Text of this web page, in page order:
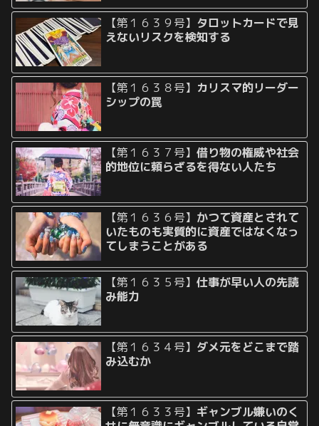
【第１６３９号】 タロットカードで見
えないリスクを検知する
【第１６３８号】 カリスマ的リーダー
シップの罠
【第１６３７号】借り物の権威や社会
的地位に頼らざるを得ない人たち
【第１６３６号】 かつて資産とされて
いたものも実質的に資産ではなくなっ
てしまうことがある
【第１６３５号】仕事が早い人の先読
み能力
【第１６３４号】 ダメ元をどこまで踏
み込むか
【第１６３３号】 ギャンブル嫌いのく